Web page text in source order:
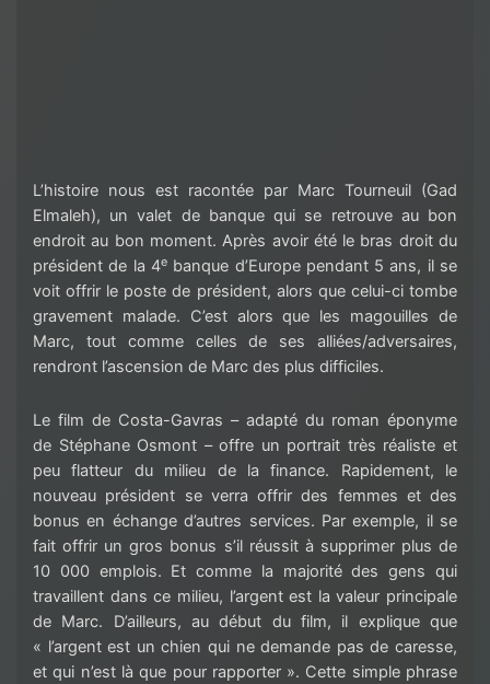
L’histoire nous est racontée par Marc Tourneuil (Gad
Elmaleh), un valet de banque qui se retrouve au bon
endroit au bon moment. Après avoir été le bras droit du
président de la 4ebanque d’Europe pendant 5 ans, il se
voit offrir le poste de président, alors que celui-ci tombe
gravement malade. C’est alors que les magouilles de
Marc, tout comme celles de ses alliées/adversaires,
rendront l’ascension de Marc des plus difficiles.
Le film de Costa-Gavras – adapté du roman éponyme
de Stéphane Osmont – offre un portrait très réaliste et
peu flatteur du milieu de la finance. Rapidement, le
nouveau président se verra offrir des femmes et des
bonus en échange d’autres services. Par exemple, il se
fait offrir un gros bonus s’il réussit à supprimer plus de
10 000 emplois. Et comme la majorité des gens qui
travaillent dans ce milieu, l’argent est la valeur principale
de Marc. D’ailleurs, au début du film, il explique que
« l’argent est un chien qui ne demande pas de caresse,
et qui n’est là que pour rapporter ». Cette simple phrase